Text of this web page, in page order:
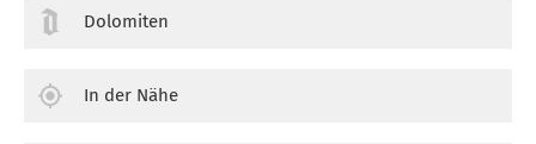
Dolomiten
In der Nähe